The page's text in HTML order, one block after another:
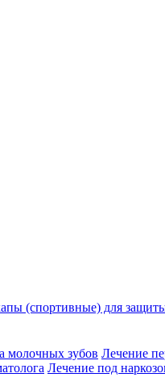
(спортивные) для
молочных зубов Лечение
Лечение под